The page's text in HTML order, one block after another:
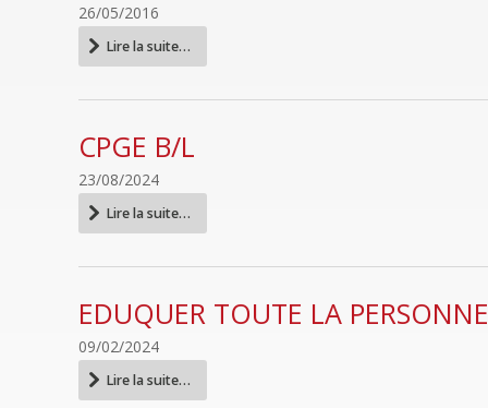
26/05/2016
Contacts
-
Lire la suite…
CPGE B/L
23/08/2024
CPGE
B/L
Lire la suite…
EDUQUER TOUTE LA PERSONNE
09/02/2024
Eduquer
toute
Lire la suite…